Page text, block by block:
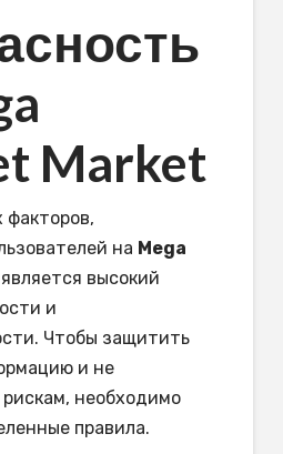
Market
на Mega
является высокий
и
Чтобы защитить
и не
рискам, необходимо
правила.